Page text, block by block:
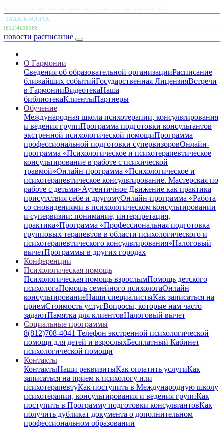
ЗАДАТЬ ВОПРОС
(812)4016166
новости расписание
О Гармонии
Сведения об образовательной организацииРасписание
ближайших событийГосударственная ЛицензияВстречи
в ГармонииВидеотекаНаша
библиотекаКлиентыПартнеры
Обучение
Международная школа психотерапии, консультирования
и ведения группПрограмма подготовки консультантов
экстренной психологической помощиПрограмма
профессиональной подготовки супервизоровОнлайн-
программа «Психологическое и психотерапевтическое
консультирование в работе с психической
травмой»Онлайн-программа «Психологическое и
психотерапевтическое консультирование. Мастерская по
работе с детьми»Аутентичное Движение как практика
присутствия себе и другомуОнлайн-программа «Работа
со сновидениями в психологическом консультировании
и супервизии: понимание, интерпретация,
практика»Программа «Профессиональная подготовка
групповых терапевтов в области психологического и
психотерапевтического консультирования»Налоговый
вычетПрограммы в других городах
Конференции
Психологическая помощь
Психологическая помощь взрослымПомощь детского
психологаПомощь семейного психологаОнлайн
консультированиеНаши специалистыКак записаться на
приемСтоимость услугВопросы, которые нам часто
задаютПамятка для клиентовНалоговый вычет
Социальные программы
8(812)708-4041 Телефон экстренной психологической
помощи для детей и взрослыхБесплатный Кабинет
психологической помощи
Контакты
КонтактыНаши реквизитыКак оплатить услугиКак
записаться на прием к психологу или
психотерапевтуКак поступить в Международную школу
психотерапии, консультирования и ведения группКак
поступить в Программу подготовки консультантовКак
получить дубликат документа о дополнительном
профессиональном образовании